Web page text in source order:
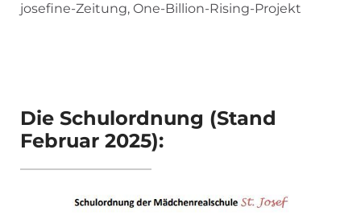
josefine-Zeitung, One-Billion-Rising-Projekt
Die Schulordnung (Stand
Februar 2025):